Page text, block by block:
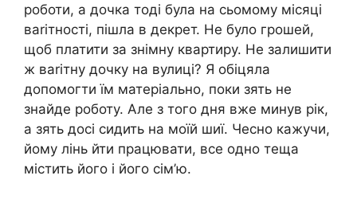
роботи, а дочка тоді була на сьомому місяці
ваrітності, пішла в декрет. Не було грошей,
щоб платити за знімну квартиру. Не залишити
ж ваrітну дочку на вулиці? Я обіцяла
допомогти їм матеріально, поки зять не
знайде роботу. Але з того дня вже минув рік,
а зять досі сидить на моїй шиї. Чесно кажучи,
йому лінь йти працювати, все одно теща
містить його і його сім’ю.